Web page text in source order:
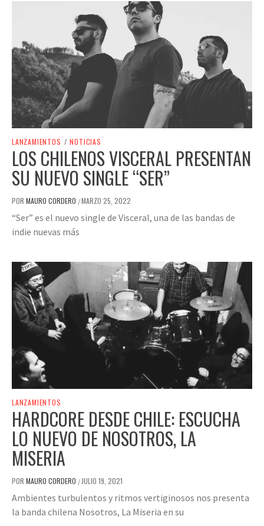
LANZAMIENTOS / NOTICIAS
LOS CHILENOS VISCERAL PRESENTAN
SU NUEVO SINGLE “SER”
POR MAURO CORDERO /MARZO 25, 2022
“Ser” es el nuevo single de Visceral, una de las bandas de
indie nuevas más
LANZAMIENTOS
HARDCORE DESDE CHILE: ESCUCHA
LO NUEVO DE NOSOTROS, LA
MISERIA
POR MAURO CORDERO / JULIO 19, 2021
Ambientes turbulentos y ritmos vertiginosos nos presenta
la banda chilena Nosotros, La Miseria en su